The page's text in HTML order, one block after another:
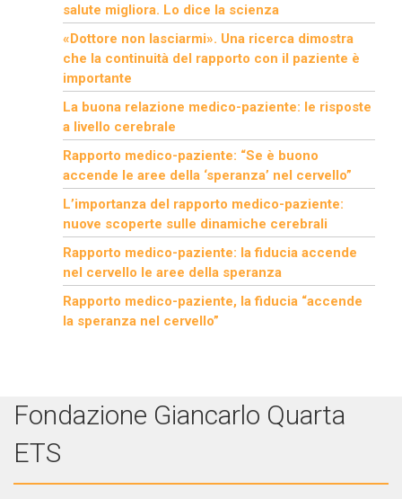
salute migliora. Lo dice la scienza
«Dottore non lasciarmi». Una ricerca dimostra
che la continuità del rapporto con il paziente è
importante
La buona relazione medico-paziente: le risposte
a livello cerebrale
Rapporto medico-paziente: “Se è buono
accende le aree della ‘speranza’ nel cervello”
L’importanza del rapporto medico-paziente:
nuove scoperte sulle dinamiche cerebrali
Rapporto medico-paziente: la fiducia accende
nel cervello le aree della speranza
Rapporto medico-paziente, la fiducia “accende
la speranza nel cervello”
Fondazione Giancarlo Quarta
ETS